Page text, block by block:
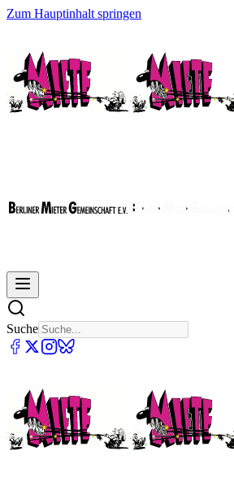
Zum Hauptinhalt springen
Suche